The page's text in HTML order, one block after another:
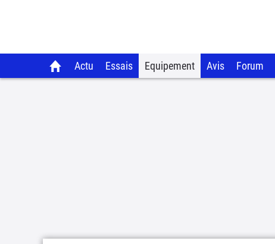
Actu Essais Equipement Avis Forum